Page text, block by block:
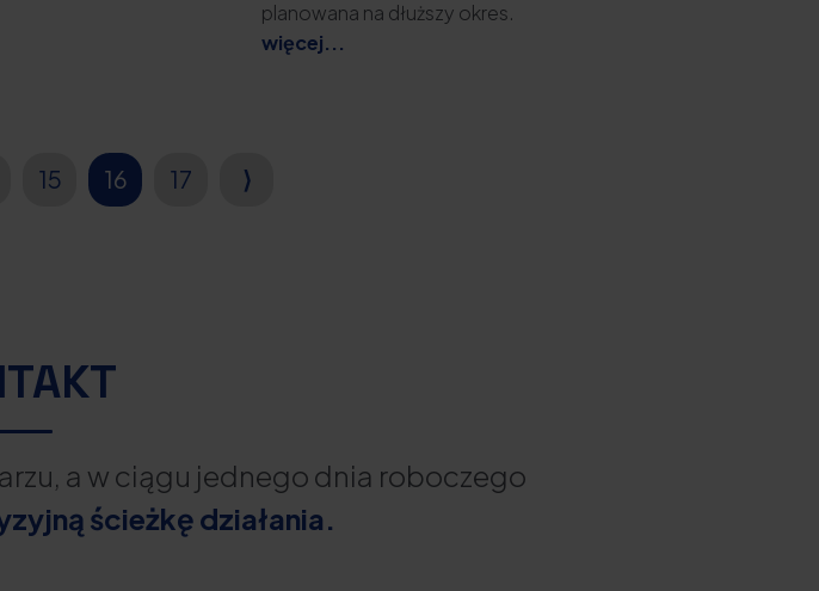
planowana na dłuższy okres.
więcej...
15 16 17 ⟩
a w ciągu jednego dnia roboczego
ścieżkę działania.